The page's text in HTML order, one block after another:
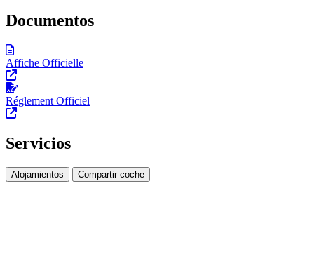
Documentos
Affiche Officielle
Réglement Officiel
Servicios
Alojamientos Compartir coche